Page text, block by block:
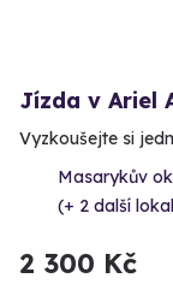
Jízda v Ariel
Vyzkoušejte si
Masarykův
(+ 2 další
2 300 Kč